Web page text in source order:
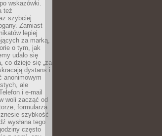
wskazówki.
też
szybciej
Zamiast
lepiej
za marką,
o tym, jak
udało się
co dzieje się „za
dystans i
anonimowym
ale
i e-mail
woli zacząć od
formularza
szybkość
wysłana tego
często